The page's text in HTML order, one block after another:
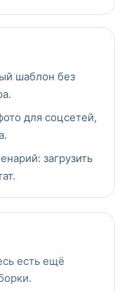
шаблон без
для соцсетей,
загрузить
есть ещё